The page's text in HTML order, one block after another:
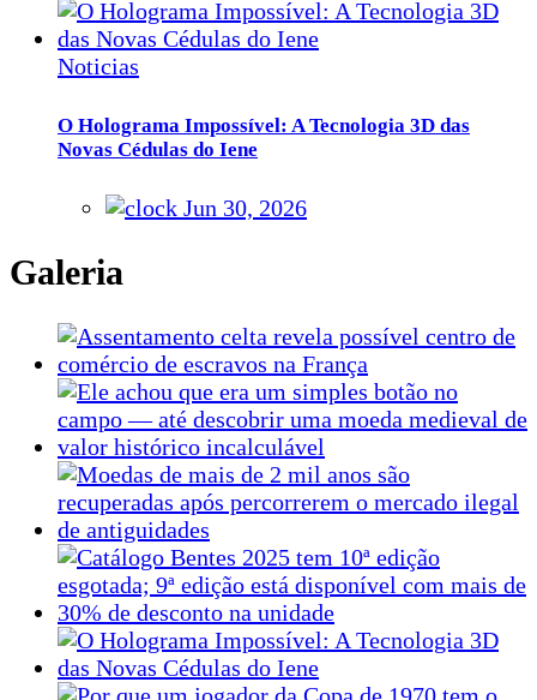
Noticias
O Holograma Impossível: A Tecnologia 3D das
Novas Cédulas do Iene
Jun 30, 2026
Galeria